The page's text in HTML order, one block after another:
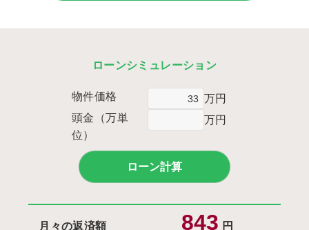
ローンシミュレーション
物件価格
万円
頭金（万単
位）
万円
月々の返済額 円